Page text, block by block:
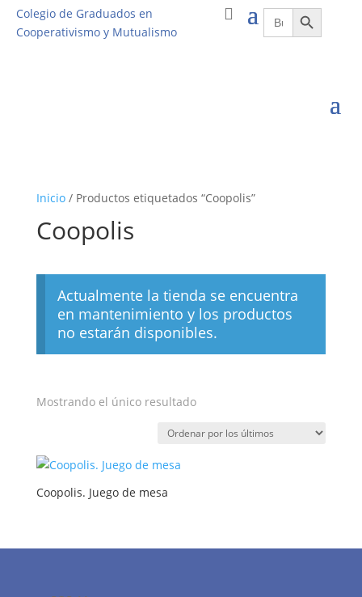
Colegio de Graduados en
Cooperativismo y Mutualismo
Buscar:Botón de búsqueda
Inicio/ Productos etiquetados “Coopolis”
Coopolis
Actualmente la tienda se encuentra
en mantenimiento y los productos
no estarán disponibles.
Mostrando el único resultado
Coopolis. Juego de mesa